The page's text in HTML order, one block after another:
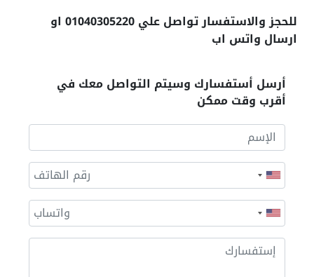
للحجز والاستفسار تواصل علي 01040305220 او
ارسال واتس اب
أرسل أستفسارك وسيتم التواصل معك في
أقرب وقت ممكن